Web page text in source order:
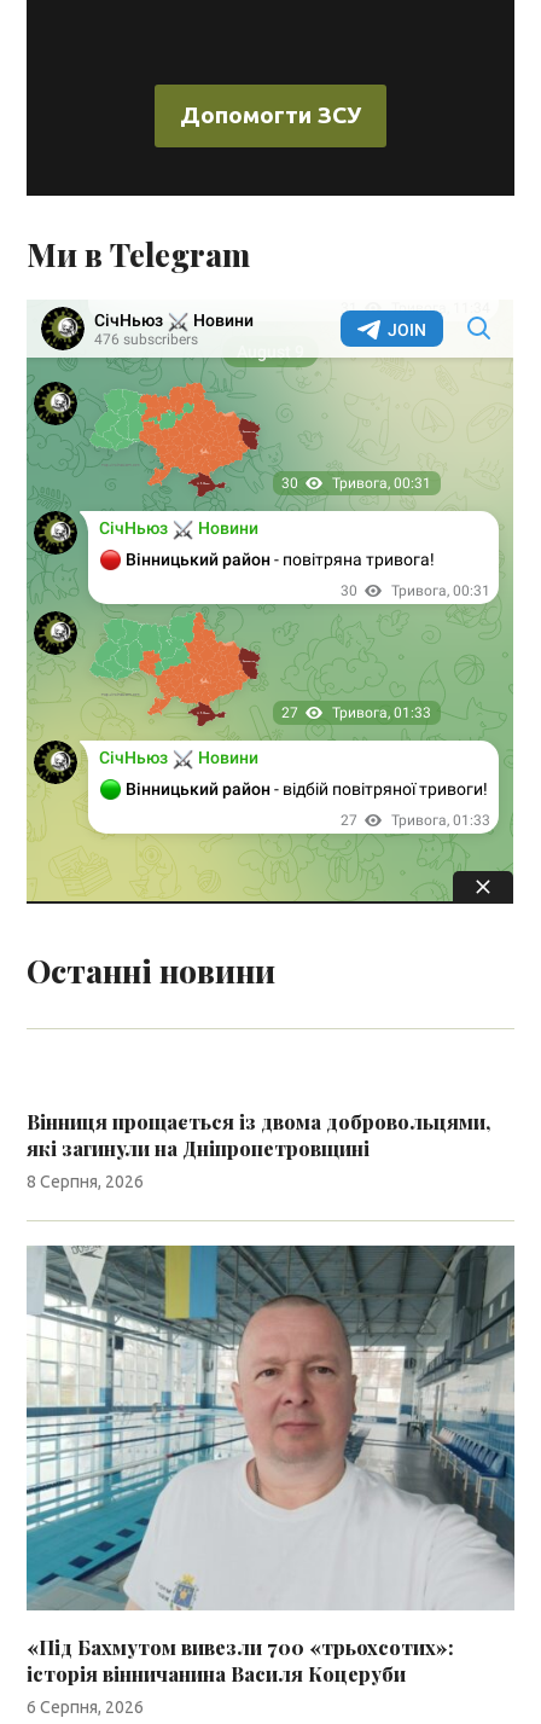
Допомогти ЗСУ
Ми в Telegram
Останні новини
Вінниця прощається із двома добровольцями,
які загинули на Дніпропетровщині
8 Серпня, 2026
«Під Бахмутом вивезли 700 «трьохсотих»:
історія вінничанина Василя Коцеруби
6 Серпня, 2026